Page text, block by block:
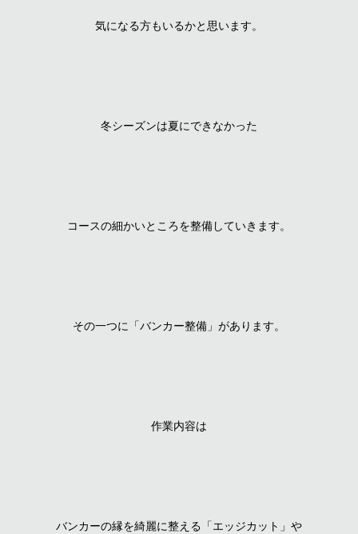
気になる方もいるかと思います。
冬シーズンは夏にできなかった
コースの細かいところを整備していきます。
その一つに「バンカー整備」があります。
作業内容は
バンカーの縁を綺麗に整える「エッジカット」や